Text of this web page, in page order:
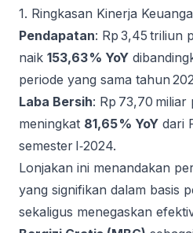
1. Ringkasan Kinerja
Pendapatan: Rp 3,45 triliun
naik 153,63 % YoY
periode yang sama tahun
Laba Bersih: Rp 73,70 miliar
meningkat 81,65 % YoY dari
semester I‑2024.
Lonjakan ini menandakan
yang signifikan dalam basis
sekaligus menegaskan